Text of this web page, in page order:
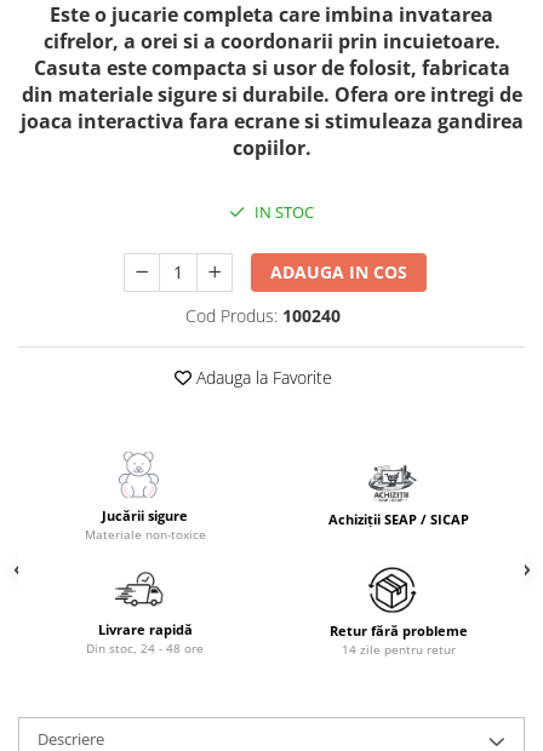
Este o jucarie completa care imbina invatarea
cifrelor, a orei si a coordonarii prin incuietoare.
Casuta este compacta si usor de folosit, fabricata
din materiale sigure si durabile. Ofera ore intregi de
joaca interactiva fara ecrane si stimuleaza gandirea
copiilor.
IN STOC
ADAUGA IN COS
Cod Produs: 100240
Adauga la Favorite
Jucării sigure
Materiale non-toxice
Achiziții SEAP / SICAP
Livrare rapidă
Din stoc, 24 - 48 ore
Retur fără probleme
14 zile pentru retur
Descriere